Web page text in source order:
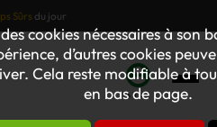
cookies nécessaires à son
d’autres cookies
Cela reste modifiable à
en bas de page.
Sûrs du jour
Mon